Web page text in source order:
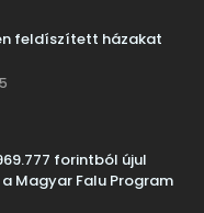
feldíszített házakat
forintból újul
Magyar Falu Program